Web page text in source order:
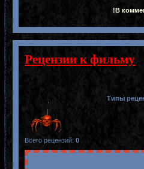
!В
Рецензии к фильму
Типы
Всего рецензий: 0